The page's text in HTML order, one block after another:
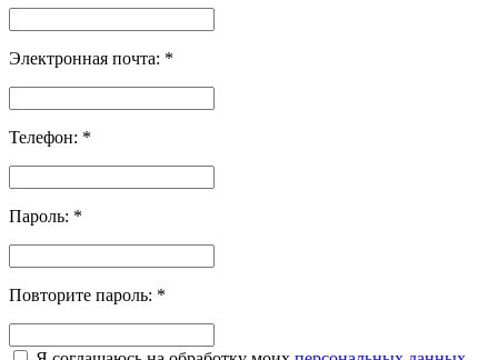
Электронная почта: *
Телефон: *
Пароль: *
Повторите пароль: *